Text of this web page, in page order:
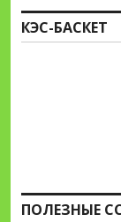
КЭС-БАСКЕТ
ПОЛЕЗНЫЕ